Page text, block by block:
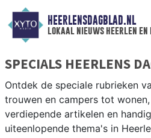
HEERLENSDAGBLAD.NL
lokaal nieuws heerlen
SPECIALS HEERLENS
Ontdek de speciale rubrieken
trouwen en campers tot
verdiepende artikelen en
uiteenlopende thema's in